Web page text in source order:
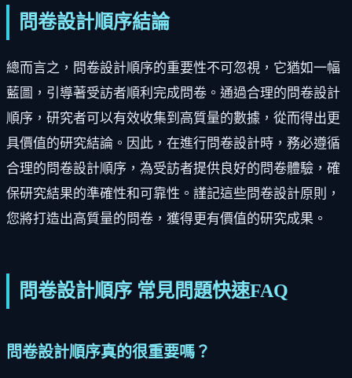
問卷設計順序結論
總而言之，問卷設計順序的重要性不可忽視，它猶如一幅
藍圖，引導著受訪者順利完成問卷。通過合理的問卷設計
順序，研究者可以有效收集到高質量的數據，從而得出更
具價值的研究結論。因此，在進行問卷設計時，務必遵循
合理的問卷設計順序，為受訪者提供良好的問卷體驗，確
保研究結果的準確性和可靠性。謹記這些問卷設計原則，
您將打造出高質量的問卷，獲得更有價值的研究成果。
問卷設計順序 常見問題快速FAQ
問卷設計順序真的很重要嗎？